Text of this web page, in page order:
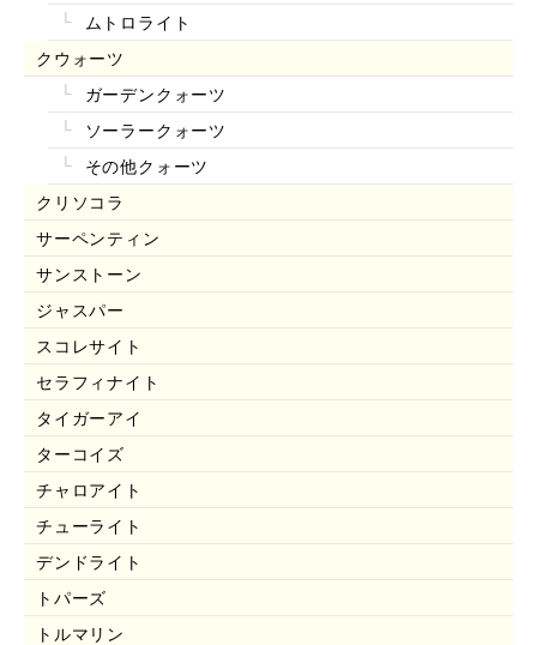
ムトロライト
クウォーツ
ガーデンクォーツ
ソーラークォーツ
その他クォーツ
クリソコラ
サーペンティン
サンストーン
ジャスパー
スコレサイト
セラフィナイト
タイガーアイ
ターコイズ
チャロアイト
チューライト
デンドライト
トパーズ
トルマリン